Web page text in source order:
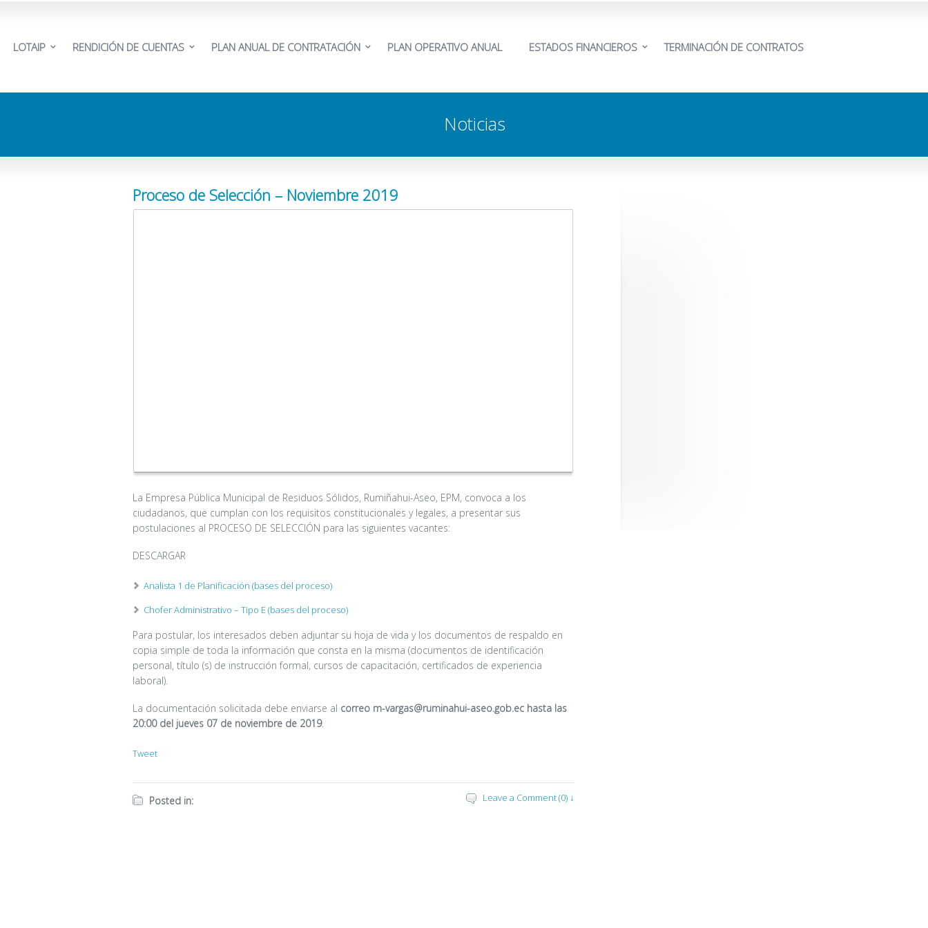
LOTAIP RENDICIÓN DE CUENTAS PLAN ANUAL DE CONTRATACIÓN PLAN OPERATIVO ANUAL ESTADOS FINANCIEROS TERMINACIÓN DE CONTRATOS
Noticias
Proceso de Selección – Noviembre 2019
La Empresa Pública Municipal de Residuos Sólidos, Rumiñahui-Aseo, EPM, convoca a los
ciudadanos, que cumplan con los requisitos constitucionales y legales, a presentar sus
postulaciones al PROCESO DE SELECCIÓN para las siguientes vacantes:
DESCARGAR
Analista 1 de Planificación (bases del proceso)
Chofer Administrativo – Tipo E (bases del proceso)
Para postular, los interesados deben adjuntar su hoja de vida y los documentos de respaldo en
copia simple de toda la información que consta en la misma (documentos de identificación
personal, título (s) de instrucción formal, cursos de capacitación, certificados de experiencia
laboral).
La documentación solicitada debe enviarse al correo m-vargas@ruminahui-aseo.gob.ec hasta las
20:00 del jueves 07 de noviembre de 2019.
Tweet
Posted in: Leave a Comment (0) ↓